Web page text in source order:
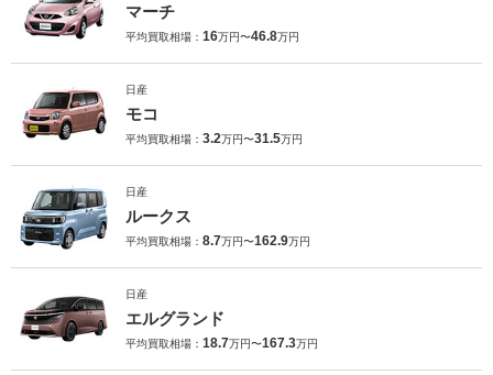
マーチ
平均買取相場： 16万円〜46.8万円
日産
モコ
平均買取相場： 3.2万円〜31.5万円
日産
ルークス
平均買取相場： 8.7万円〜162.9万円
日産
エルグランド
平均買取相場： 18.7万円〜167.3万円